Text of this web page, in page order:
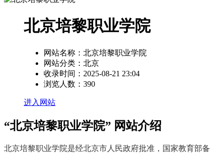
北京培黎职业学院
网站名称： 北京培黎职业学院
网站分类： 北京
收录时间： 2025-08-21 23:04
浏览人数： 390
进入网站
“北京培黎职业学院” 网站介绍
北京培黎职业学院是经北京市人民政府批准，国家教育部备